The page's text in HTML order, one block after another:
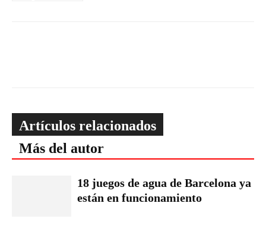
Artículos relacionados
Más del autor
18 juegos de agua de Barcelona ya
están en funcionamiento